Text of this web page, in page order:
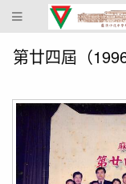
第廿四屆（